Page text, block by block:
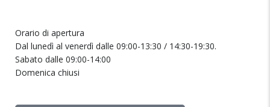
Orario di apertura
Dal lunedì al venerdì dalle 09:00-13:30 / 14:30-19:30.
Sabato dalle 09:00-14:00
Domenica chiusi